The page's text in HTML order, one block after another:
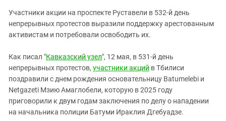
СКФО
Ставропольский край
Южная Осетия
Южный Кавказ
ЮФО
Участники акции на проспекте Руставели в 532-й день
непрерывных протестов выразили поддержку арестованным
активистам и потребовали освободить их.
Как писал "Кавказский узел", 12 мая, в 531-й день
непрерывных протестов, участники акций в Тбилиси
поздравили с днем рождения основательницу Batumelebi и
Netgazeti Мзию Амаглобели, которую в 2025 году
приговорили к двум годам заключения по делу о нападении
на начальника полиции Батуми Ираклия Дгебуадзе.